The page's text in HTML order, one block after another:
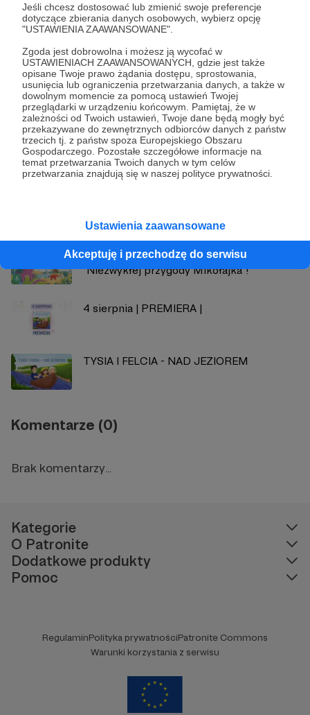
Jeśli chcesz dostosować lub zmienić swoje preferencje
dotyczące zbierania danych osobowych, wybierz opcję
"USTAWIENIA ZAAWANSOWANE".
Zgoda jest dobrowolna i możesz ją wycofać w
USTAWIENIACH ZAAWANSOWANYCH, gdzie jest także
opisane Twoje prawo żądania dostępu, sprostowania,
usunięcia lub ograniczenia przetwarzania danych, a także w
dowolnym momencie za pomocą ustawień Twojej
przeglądarki w urządzeniu końcowym. Pamiętaj, że w
zależności od Twoich ustawień, Twoje dane będą mogły być
przekazywane do zewnętrznych odbiorców danych z państw
trzecich tj. z państw spoza Europejskiego Obszaru
Gospodarczego. Pozostałe szczegółowe informacje na
temat przetwarzania Twoich danych w tym celów
przetwarzania znajdują się w naszej polityce prywatności.
Ustawienia zaawansowane
Akceptuję i przechodzę do serwisu
Udostępnij
BAJKOWE PODDASZE
Zobacz profil autora
JUŻ JEST DOSTĘPNA OSTATNIA CZĘŚĆ
"Niezwykłej przygody Mikołajka"!
4 sierpnia | PREMIERA |
TYSIA I FELCIA - NAD JEZIOREM
Komentarze (0)
Brak komentarzy...
Kategorie
O Patronite
Dodatkowe produkty
Pomoc
RegulaminPolityka prywatnościPatronite Commons
Warunki korzystania z serwisu